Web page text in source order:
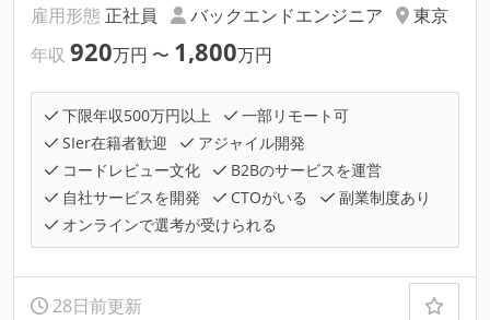
雇用形態 正社員 バックエンドエンジニア
東京
年収 920万円 〜 1,800万円
下限年収500万円以上
一部リモート可
SIer在籍者歓迎
アジャイル開発
コードレビュー文化
B2Bのサービスを運営
自社サービスを開発
CTOがいる
副業制度あり
オンラインで選考が受けられる
28日前更新